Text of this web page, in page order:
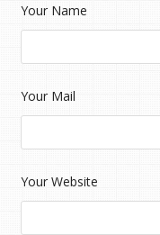
Your Name
Your Mail
Your Website